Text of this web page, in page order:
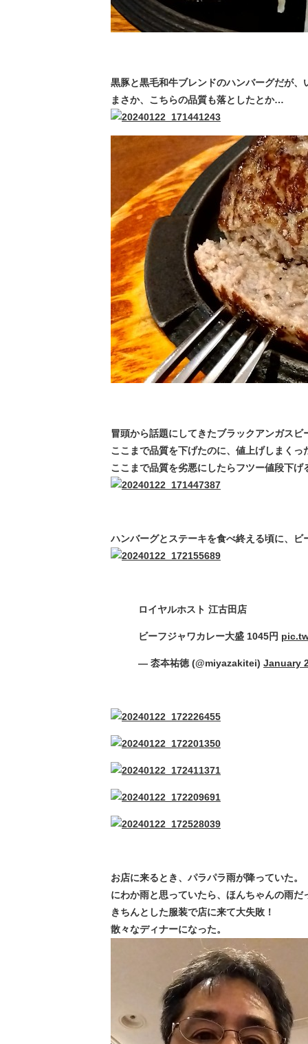
黒豚と黒毛和牛ブレンドのハンバーグだが
まさか、こちらの品質も落としたとか…
冒頭から話題にしてきたブラックアンガスビ
ここまで品質を下げたのに、値上げしまく
ここまで品質を劣悪にしたらフツー値段下げ
ハンバーグとステーキを食べ終える頃に、ビ
ロイヤルホスト 江古田店
ビーフジャワカレー大盛 1045円
— 枩夲祐徳 (@miyazakitei) January
お店に来るとき、パラパラ雨が降っていた。
にわか雨と思っていたら、ほんちゃんの雨だ
きちんとした服装で店に来て大失敗！
散々なディナーになった。